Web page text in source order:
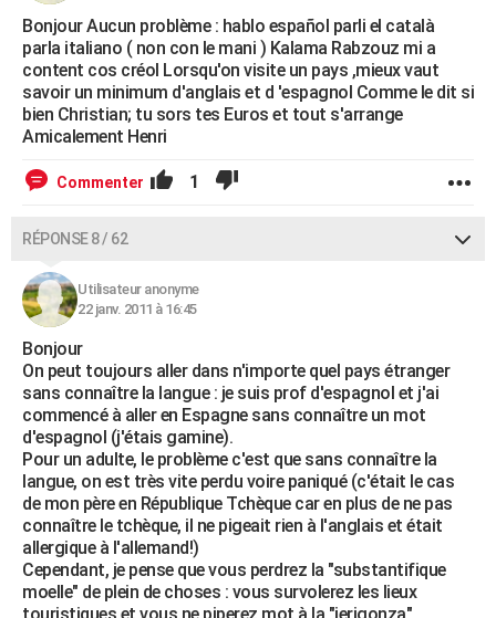
Bonjour Aucun problème : hablo español parli el català
parla italiano ( non con le mani ) Kalama Rabzouz mi a
content cos créol Lorsqu'on visite un pays ,mieux vaut
savoir un minimum d'anglais et d 'espagnol Comme le dit si
bien Christian; tu sors tes Euros et tout s'arrange
Amicalement Henri
Commenter 1
RÉPONSE 8 / 62
Utilisateur anonyme
22 janv. 2011 à 16:45
Bonjour
On peut toujours aller dans n'importe quel pays étranger
sans connaître la langue : je suis prof d'espagnol et j'ai
commencé à aller en Espagne sans connaître un mot
d'espagnol (j'étais gamine).
Pour un adulte, le problème c'est que sans connaître la
langue, on est très vite perdu voire paniqué (c'était le cas
de mon père en République Tchèque car en plus de ne pas
connaître le tchèque, il ne pigeait rien à l'anglais et était
allergique à l'allemand!)
Cependant, je pense que vous perdrez la "substantifique
moelle" de plein de choses : vous survolerez les lieux